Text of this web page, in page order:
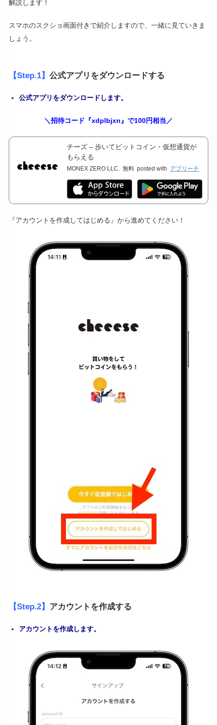
解説します！
スマホのスクショ画面付きで紹介しますので、一緒に見ていきま
しょう。
【Step.1】 公式アプリをダウンロードする
公式アプリをダウンロードします。
＼招待コード『xdplbjxn 』で100円相当／
チーズ – 歩いてビットコイン・仮想通貨が
もらえる
MONEX ZERO LLC. 無料 posted with アプリーチ
『アカウントを作成してはじめる』から進めてください！
【Step.2】 アカウントを作成する
アカウントを作成します。